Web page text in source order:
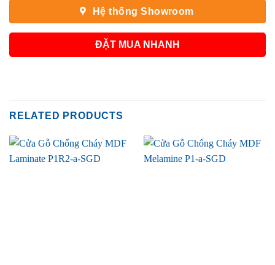
Hệ thống Showroom
ĐẶT MUA NHANH
RELATED PRODUCTS